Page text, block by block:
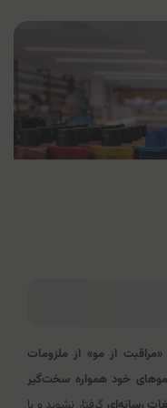
از مو» از ملزومات
خود همواره سخت‌گیر